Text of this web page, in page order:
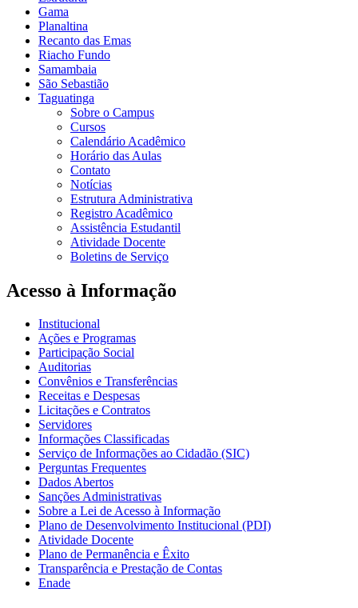
Gama
Planaltina
Recanto das Emas
Riacho Fundo
Samambaia
São Sebastião
Taguatinga
Sobre o Campus
Cursos
Calendário Acadêmico
Horário das Aulas
Contato
Notícias
Estrutura Administrativa
Registro Acadêmico
Assistência Estudantil
Atividade Docente
Boletins de Serviço
Acesso à Informação
Institucional
Ações e Programas
Participação Social
Auditorias
Convênios e Transferências
Receitas e Despesas
Licitações e Contratos
Servidores
Informações Classificadas
Serviço de Informações ao Cidadão (SIC)
Perguntas Frequentes
Dados Abertos
Sanções Administrativas
Sobre a Lei de Acesso à Informação
Plano de Desenvolvimento Institucional (PDI)
Atividade Docente
Plano de Permanência e Êxito
Transparência e Prestação de Contas
Enade